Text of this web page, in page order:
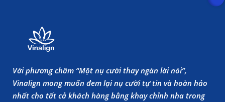
Với phương châm “Một nụ cười thay ngàn lời nói”,
Vinalign mong muốn đem lại nụ cười tự tin và hoàn hảo
nhất cho tất cả khách hàng bằng khay chỉnh nha trong